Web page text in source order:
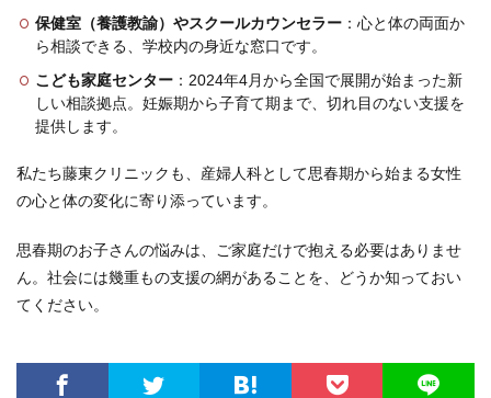
保健室（養護教諭）やスクールカウンセラー ：心と体の両面か
ら相談できる、学校内の身近な窓口です。
こども家庭センター ：2024年4月から全国で展開が始まった新
しい相談拠点。妊娠期から子育て期まで、切れ目のない支援を
提供します。
私たち藤東クリニックも、産婦人科として思春期から始まる女性
の心と体の変化に寄り添っています。
思春期のお子さんの悩みは、ご家庭だけで抱える必要はありませ
ん。社会には幾重もの支援の網があることを、どうか知っておい
てください。